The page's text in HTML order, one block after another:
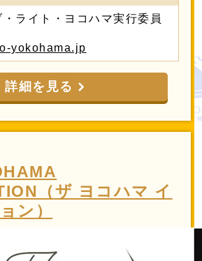
ライト・ヨコハマ実行委員
yokohama.jp
詳細を見る
（ザ ヨコハマ イ
ン）